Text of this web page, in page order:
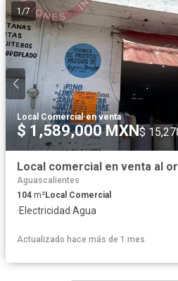
1 /7
Local Comercial·en venta
$ 1,589,000 MXN$
Aguascalientes
104 m²Local Comercial
·Electricidad·Agua
Actualizado hace más de 1 mes